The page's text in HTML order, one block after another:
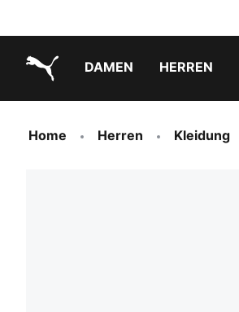
DAMEN HERREN
Home Herren Kleidung